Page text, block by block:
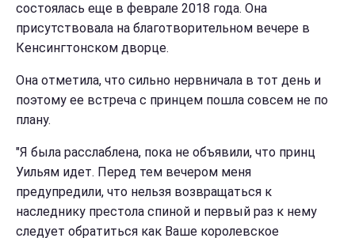
состоялась еще в феврале 2018 года. Она
присутствовала на благотворительном вечере в
Кенсингтонском дворце.
Она отметила, что сильно нервничала в тот день и
поэтому ее встреча с принцем пошла совсем не по
плану.
"Я была расслаблена, пока не объявили, что принц
Уильям идет. Перед тем вечером меня
предупредили, что нельзя возвращаться к
наследнику престола спиной и первый раз к нему
следует обратиться как Ваше королевское